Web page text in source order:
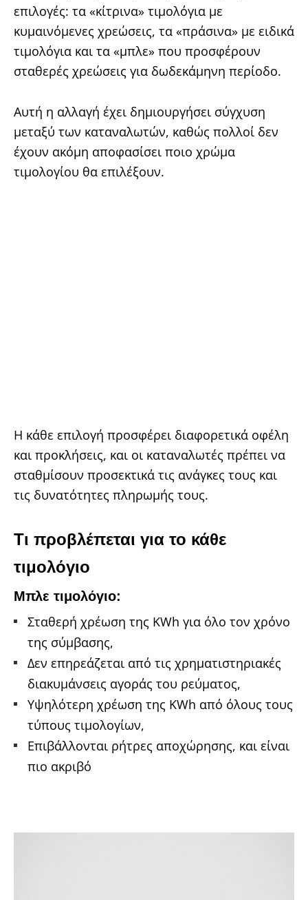
επιλογές: τα «κίτρινα» τιμολόγια με
κυμαινόμενες χρεώσεις, τα «πράσινα» με ειδικά
τιμολόγια και τα «μπλε» που προσφέρουν
σταθερές χρεώσεις για δωδεκάμηνη περίοδο.
Αυτή η αλλαγή έχει δημιουργήσει σύγχυση
μεταξύ των καταναλωτών, καθώς πολλοί δεν
έχουν ακόμη αποφασίσει ποιο χρώμα
τιμολογίου θα επιλέξουν.
Η κάθε επιλογή προσφέρει διαφορετικά οφέλη
και προκλήσεις, και οι καταναλωτές πρέπει να
σταθμίσουν προσεκτικά τις ανάγκες τους και
τις δυνατότητες πληρωμής τους.
Τι προβλέπεται για το κάθε
τιμολόγιο
Μπλε τιμολόγιο:
Σταθερή χρέωση της KWh για όλο τον χρόνο
της σύμβασης,
Δεν επηρεάζεται από τις χρηματιστηριακές
διακυμάνσεις αγοράς του ρεύματος,
Υψηλότερη χρέωση της KWh από όλους τους
τύπους τιμολογίων,
Επιβάλλονται ρήτρες αποχώρησης, και είναι
πιο ακριβό